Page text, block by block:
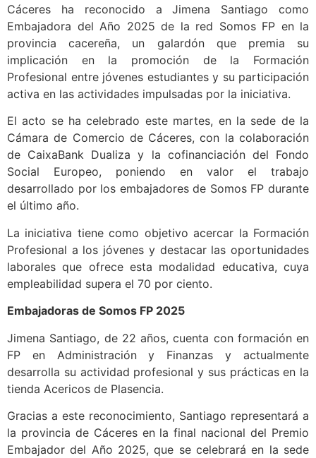
Cáceres ha reconocido a Jimena Santiago como
Embajadora del Año 2025 de la red Somos FP en la
provincia cacereña, un galardón que premia su
implicación en la promoción de la Formación
Profesional entre jóvenes estudiantes y su participación
activa en las actividades impulsadas por la iniciativa.
El acto se ha celebrado este martes, en la sede de la
Cámara de Comercio de Cáceres, con la colaboración
de CaixaBank Dualiza y la cofinanciación del Fondo
Social Europeo, poniendo en valor el trabajo
desarrollado por los embajadores de Somos FP durante
el último año.
La iniciativa tiene como objetivo acercar la Formación
Profesional a los jóvenes y destacar las oportunidades
laborales que ofrece esta modalidad educativa, cuya
empleabilidad supera el 70 por ciento.
Embajadoras de Somos FP 2025
Jimena Santiago, de 22 años, cuenta con formación en
FP en Administración y Finanzas y actualmente
desarrolla su actividad profesional y sus prácticas en la
tienda Acericos de Plasencia.
Gracias a este reconocimiento, Santiago representará a
la provincia de Cáceres en la final nacional del Premio
Embajador del Año 2025, que se celebrará en la sede